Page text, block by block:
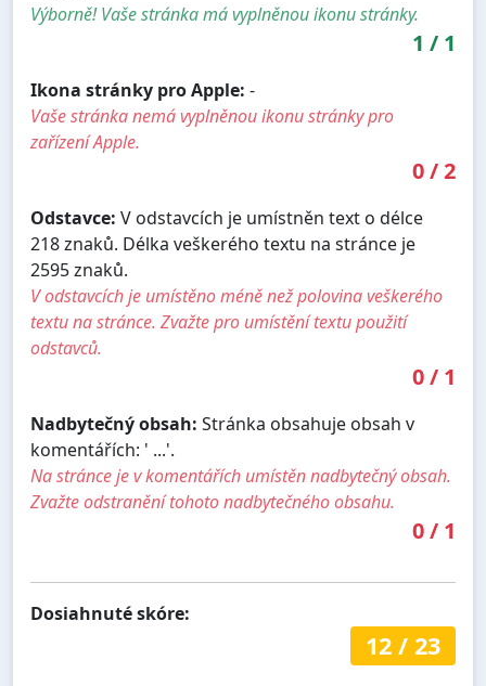
Výborně! Vaše stránka má vyplněnou ikonu stránky.
1 / 1
Ikona stránky pro Apple: -
Vaše stránka nemá vyplněnou ikonu stránky pro
zařízení Apple.
0/2
Odstavce: V odstavcích je umístněn text o délce
218 znaků. Délka veškerého textu na stránce je
2595 znaků.
V odstavcích je umístěno méně než polovina veškerého
textu na stránce. Zvažte pro umístění textu použití
odstavců.
0/ 1
Nadbytečný obsah: Stránka obsahuje obsah v
komentářích: ' ...'.
Na stránce je v komentářích umístěn nadbytečný obsah.
Zvažte odstranění tohoto nadbytečného obsahu.
0/ 1
Dosiahnuté skóre:
12/ 23